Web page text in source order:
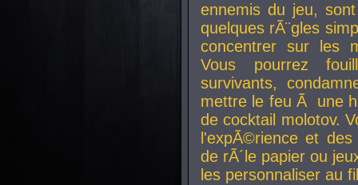
ennemis du jeu,
quelques rÃ¨gles
concentrer sur les
Vous pourrez
survivants,
mettre le feu Ã une
de cocktail molotov.
l'expÃ©rience et
de rÃ´le papier ou
les personnaliser au